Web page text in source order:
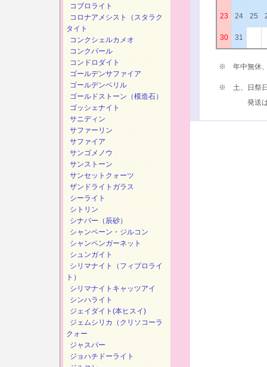
23 24 25
30 31
※ 年中無休、
※ 土、日祭日
発送は、
コブロライト
コロナアメシスト（スタラク
タイト
コンクシェルカメオ
コンクパール
コンドロダイト
ゴールデンサファイア
ゴールデンベリル
ゴールドストーン（模造石）
ゴッシェナイト
サニディン
サファーリン
サファイア
サンゴメノウ
サンストーン
サンセットクォーツ
ザンドライトガラス
シーライト
シトリン
シナバー（辰砂）
シャンペーン・ジルコン
シャンペンガーネット
シュンガイト
シリマナイト（フィブロライ
ト）
シリマナイトキャッツアイ
シンハライト
ジェイダイト(本ヒスイ)
ジェムシリカ（クリソコーラ
クォー
ジャスパー
ジョハチドーライト